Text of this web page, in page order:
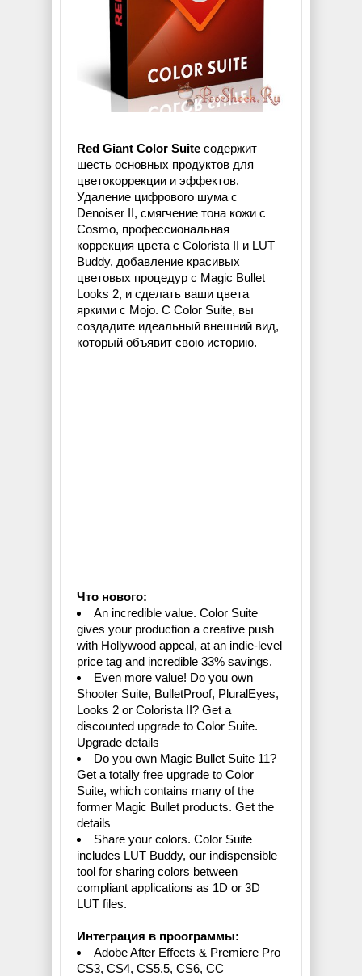
Red Giant Color Suite содержит
шесть основных продуктов для
цветокоррекции и эффектов.
Удаление цифрового шума с
Denoiser II, смягчение тона кожи с
Cosmo, профессиональная
коррекция цвета с Colorista II и LUT
Buddy, добавление красивых
цветовых процедур с Magic Bullet
Looks 2, и сделать ваши цвета
яркими с Mojo. С Color Suite, вы
создадите идеальный внешний вид,
который объявит свою историю.
Что нового:
An incredible value. Color Suite
gives your production a creative push
with Hollywood appeal, at an indie-level
price tag and incredible 33% savings.
Even more value! Do you own
Shooter Suite, BulletProof, PluralEyes,
Looks 2 or Colorista II? Get a
discounted upgrade to Color Suite.
Upgrade details
Do you own Magic Bullet Suite 11?
Get a totally free upgrade to Color
Suite, which contains many of the
former Magic Bullet products. Get the
details
Share your colors. Color Suite
includes LUT Buddy, our indispensible
tool for sharing colors between
compliant applications as 1D or 3D
LUT files.
Интеграция в проограммы:
Adobe After Effects & Premiere Pro
CS3, CS4, CS5.5, CS6, CC